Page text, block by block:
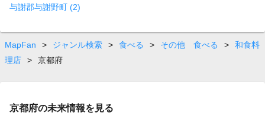
与謝郡与謝野町 (2)
MapFan > ジャンル検索 > 食べる > その他 食べる >
和食料
理店
> 京都府
京都府の未来情報を見る